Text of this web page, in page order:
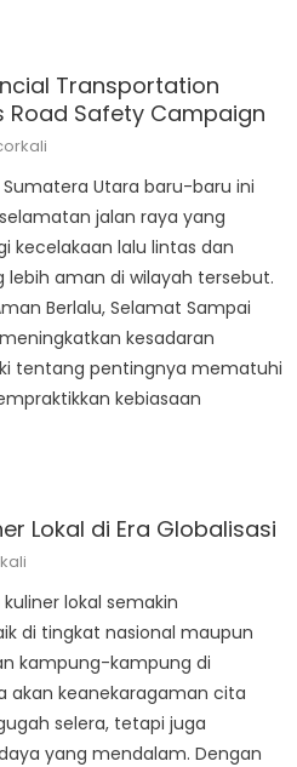
Transportation
Road Safety Campaign
Sumatera Utara baru-baru ini
jalan raya yang
kecelakaan lalu lintas dan
aman di wilayah tersebut.
Berlalu, Selamat Sampai
kesadaran
tentang pentingnya mematuhi
kebiasaan
Lokal di Era Globalisasi
lokal semakin
di tingkat nasional maupun
kampung-kampung di
akan keanekaragaman cita
selera, tetapi juga
yang mendalam. Dengan